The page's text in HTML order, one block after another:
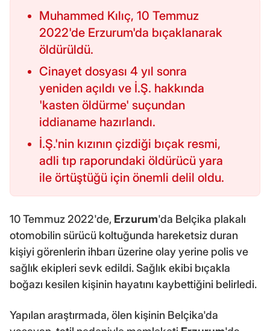
Muhammed Kılıç, 10 Temmuz
2022'de Erzurum'da bıçaklanarak
öldürüldü.
Cinayet dosyası 4 yıl sonra
yeniden açıldı ve İ.Ş. hakkında
'kasten öldürme' suçundan
iddianame hazırlandı.
İ.Ş.'nin kızının çizdiği bıçak resmi,
adli tıp raporundaki öldürücü yara
ile örtüştüğü için önemli delil oldu.
10 Temmuz 2022'de, Erzurum'da Belçika plakalı
otomobilin sürücü koltuğunda hareketsiz duran
kişiyi görenlerin ihbarı üzerine olay yerine polis ve
sağlık ekipleri sevk edildi. Sağlık ekibi bıçakla
boğazı kesilen kişinin hayatını kaybettiğini belirledi.
Yapılan araştırmada, ölen kişinin Belçika'da